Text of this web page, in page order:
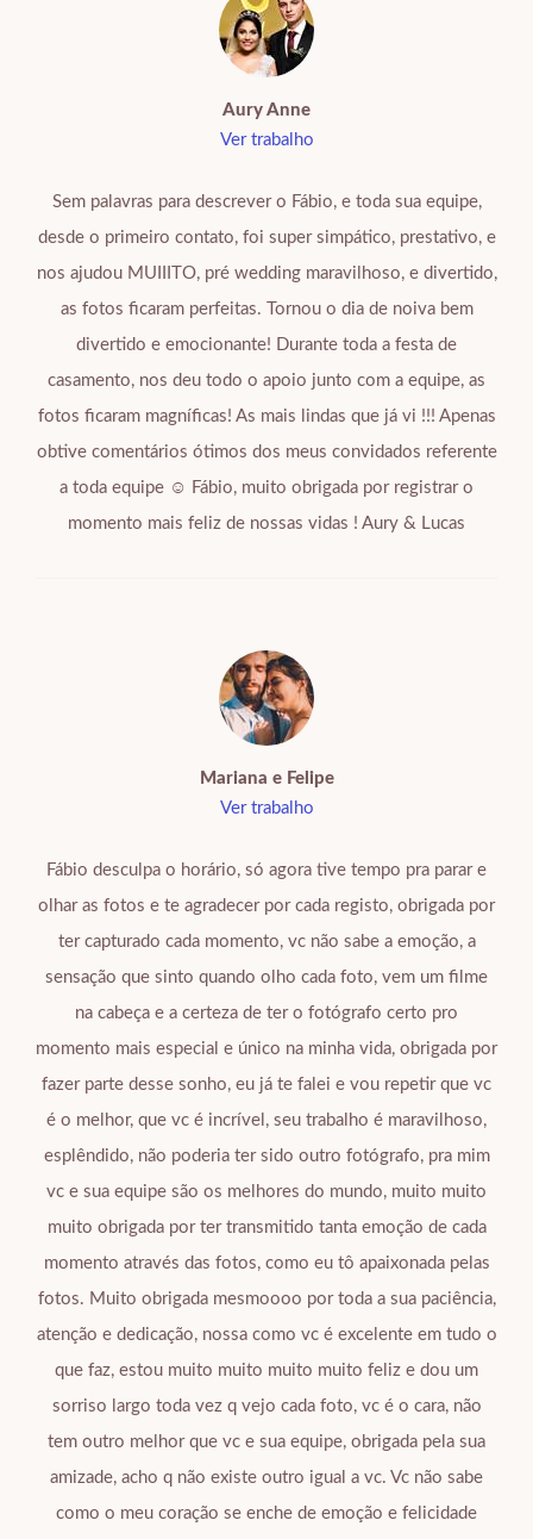
Sem palavras para descrever o Fábio, e toda sua equipe,
desde o primeiro contato, foi super simpático, prestativo, e
nos ajudou MUIIITO, pré wedding maravilhoso, e divertido,
as fotos ficaram perfeitas. Tornou o dia de noiva bem
divertido e emocionante! Durante toda a festa de
casamento, nos deu todo o apoio junto com a equipe, as
fotos ficaram magníficas! As mais lindas que já vi !!! Apenas
obtive comentários ótimos dos meus convidados referente
a toda equipe ☺️ Fábio, muito obrigada por registrar o
momento mais feliz de nossas vidas ! Aury & Lucas
Aury Anne
Ver trabalho
Fábio desculpa o horário, só agora tive tempo pra parar e
olhar as fotos e te agradecer por cada registo, obrigada por
ter capturado cada momento, vc não sabe a emoção, a
sensação que sinto quando olho cada foto, vem um filme
na cabeça e a certeza de ter o fotógrafo certo pro
momento mais especial e único na minha vida, obrigada por
fazer parte desse sonho, eu já te falei e vou repetir que vc
é o melhor, que vc é incrível, seu trabalho é maravilhoso,
esplêndido, não poderia ter sido outro fotógrafo, pra mim
vc e sua equipe são os melhores do mundo, muito muito
muito obrigada por ter transmitido tanta emoção de cada
momento através das fotos, como eu tô apaixonada pelas
fotos. Muito obrigada mesmoooo por toda a sua paciência,
atenção e dedicação, nossa como vc é excelente em tudo o
que faz, estou muito muito muito muito feliz e dou um
sorriso largo toda vez q vejo cada foto, vc é o cara, não
tem outro melhor que vc e sua equipe, obrigada pela sua
amizade, acho q não existe outro igual a vc. Vc não sabe
como o meu coração se enche de emoção e felicidade
Mariana e Felipe
Ver trabalho